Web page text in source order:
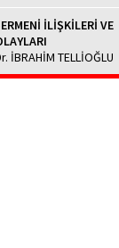
İLİŞKİLERİ VE
İBRAHİM TELLİOĞLU